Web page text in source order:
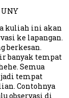
kuliah ini akan
ke lapangan.
berkesan.
banyak tempat
Semua
tempat
Contohnya
observasi di